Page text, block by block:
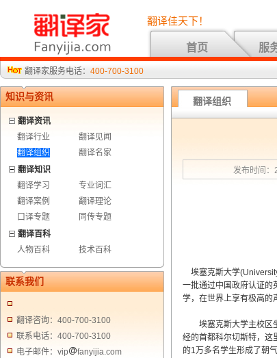
翻译佳天下！
首页 服
翻译家服务电话： 400-700-3100
知识与资讯
翻译资讯
翻译行业
翻译见闻
翻译组织
翻译名家
翻译知识
翻译学习
专业词汇
翻译案例
翻译理论
口译专题
同传专题
翻译百科
人物百科
技术百科
联系我们
翻译咨询：400-700-3100
联系电话：400-700-3100
电子邮件：vip
fanyijia.com
翻译组织
发布时间：
埃塞克斯大学
一批通过中国政府认证的
学，在世界上享有极高的
埃塞克斯大学主校区坐
经的首都科尔切斯特，这
的1万多名学生形成了朝